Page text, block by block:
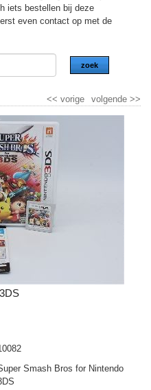
iets bestellen bij deze
even contact op met de
zoek
volgende >>
<< vorige
Smash Bros for Nintendo